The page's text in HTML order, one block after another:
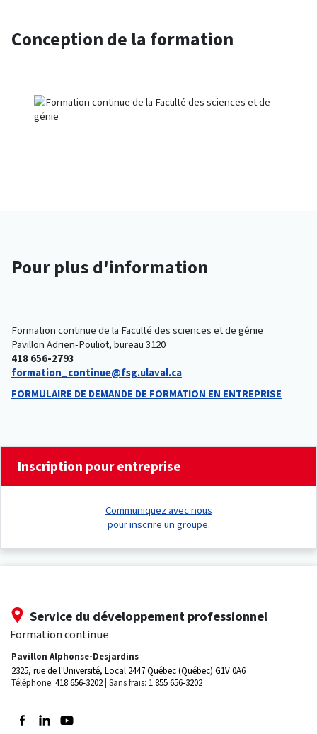
Conception de la formation
Pour plus d'information
Formation continue de la Faculté des sciences et de génie
Pavillon Adrien-Pouliot, bureau 3120
418 656-2793
formation_continue@fsg.ulaval.ca
FORMULAIRE DE DEMANDE DE FORMATION EN ENTREPRISE
Inscription pour entreprise
Communiquez avec nous
pour inscrire un groupe.
Service du développement professionnel
Formation continue
Pavillon Alphonse-Desjardins
2325, rue de l'Université, Local 2447Québec (Québec) G1V 0A6
Téléphone: 418 656-3202 Sans frais: 1 855 656-3202
Suivez-nous sur Facebook
Suivez-nous sur LinkedIn
Suivez-nous sur Youtube